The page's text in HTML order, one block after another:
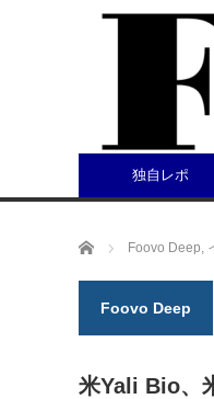
独自レポ
ホーム Foovo Deep,
Foovo Deep
米Yali Bio、